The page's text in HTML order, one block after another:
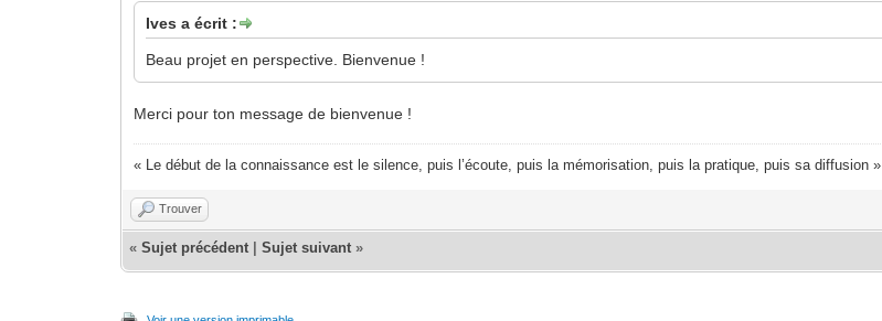
Ives a écrit :
Beau projet en perspective. Bienvenue !
Merci pour ton message de bienvenue !
« Le début de la connaissance est le silence, puis l’écoute, puis la mémorisation, puis la pratique, puis sa diffusion »
Trouver
«Sujet précédent |Sujet suivant »